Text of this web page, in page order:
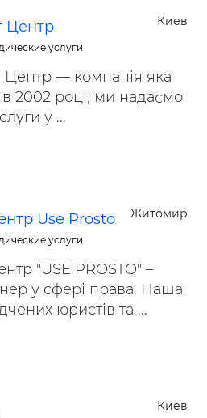
Киев
Центр
услуги
Центр — компанія яка
2002 році, ми надаємо
у ...
Житомир
Use Prosto
услуги
"USE PROSTO" –
у сфері права. Наша
юристів та ...
Киев